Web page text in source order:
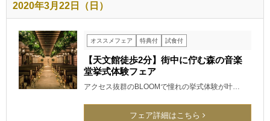
2020年3月22日（日）
オススメフェア 特典付 試食付
【天文館徒歩2分】街中に佇む森の音楽
堂挙式体験フェア
アクセス抜群のBLOOMで憧れの挙式体験が叶…
フェア詳細はこちら